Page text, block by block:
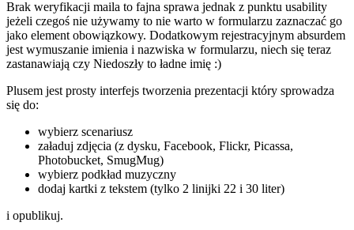
Brak weryfikacji maila to fajna sprawa jednak z punktu usability
jeżeli czegoś nie używamy to nie warto w formularzu zaznaczać go
jako element obowiązkowy. Dodatkowym rejestracyjnym absurdem
jest wymuszanie imienia i nazwiska w formularzu, niech się teraz
zastanawiają czy Niedoszły to ładne imię :)
Plusem jest prosty interfejs tworzenia prezentacji który sprowadza
się do:
wybierz scenariusz
załaduj zdjęcia (z dysku, Facebook, Flickr, Picassa,
Photobucket, SmugMug)
wybierz podkład muzyczny
dodaj kartki z tekstem (tylko 2 linijki 22 i 30 liter)
i opublikuj.